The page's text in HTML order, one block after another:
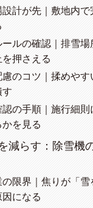
設計が先｜敷地内で
ールの確認｜排雪場
を押さえる
のコツ｜揉めやす
す
認の手順｜施行細
を見る
減らす：除雪機
限界｜焦りが「雪
になる